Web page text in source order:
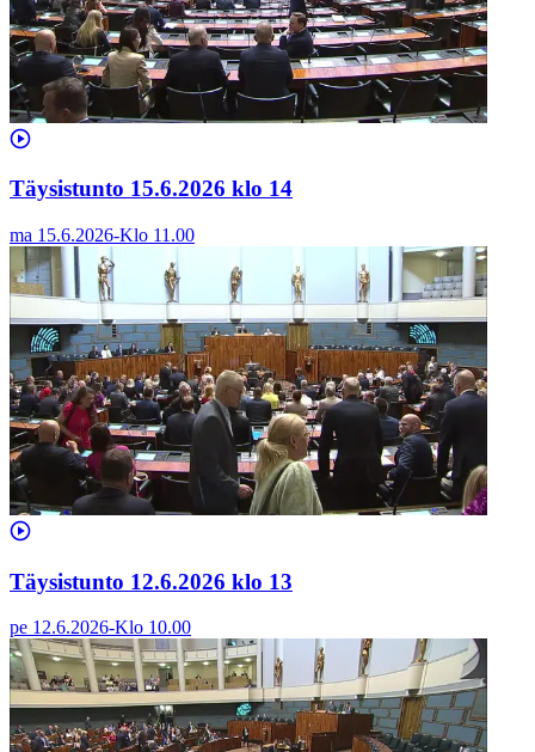
Täysistunto 15.6.2026 klo 14
ma 15.6.2026-Klo 11.00
Täysistunto 12.6.2026 klo 13
pe 12.6.2026-Klo 10.00